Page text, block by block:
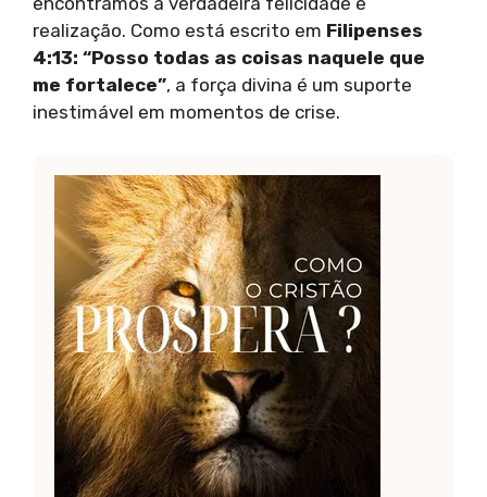
realização. Como está escrito em Filipenses
4:13: “Posso todas as coisas naquele que
me fortalece”, a força divina é um suporte
inestimável em momentos de crise.